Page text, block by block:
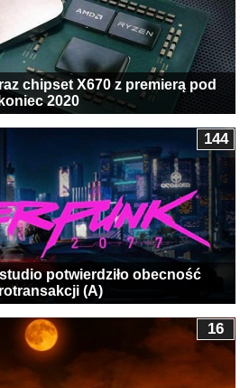
chipset X670 z premierą pod
koniec 2020
potwierdziło obecność
(A)
144
16